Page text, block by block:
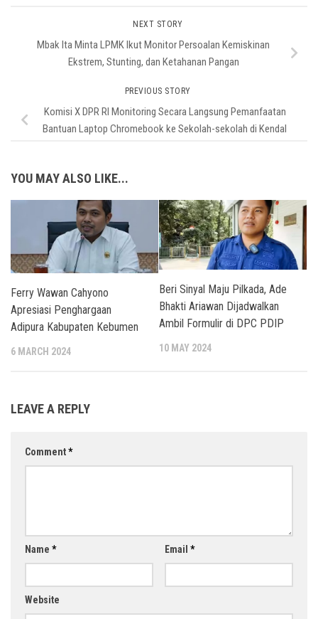
NEXT STORY
Mbak Ita Minta LPMK Ikut Monitor Persoalan Kemiskinan
Ekstrem, Stunting, dan Ketahanan Pangan
PREVIOUS STORY
Komisi X DPR RI Monitoring Secara Langsung Pemanfaatan
Bantuan Laptop Chromebook ke Sekolah-sekolah di Kendal
YOU MAY ALSO LIKE...
Ferry Wawan Cahyono
Apresiasi Penghargaan
Adipura Kabupaten Kebumen
6 MARCH 2024
Beri Sinyal Maju Pilkada, Ade
Bhakti Ariawan Dijadwalkan
Ambil Formulir di DPC PDIP
10 MAY 2024
LEAVE A REPLY
Comment*
Name * Email *
Website